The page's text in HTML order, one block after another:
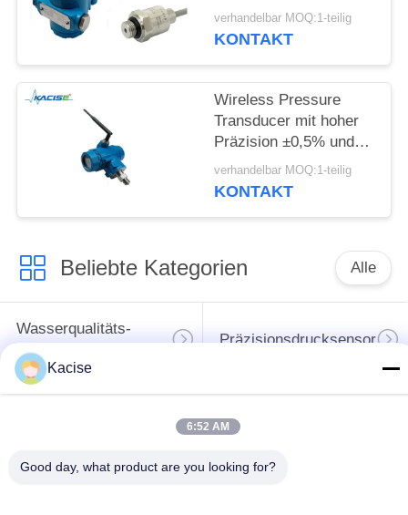
Zigbee-Kommunikation
und geringem
verhandelbar MOQ:1-teilig
KONTAKT
Wireless Pressure
Transducer mit hoher
Präzision ±0,5% und
Zigbee-Wireless-
Kommunikation
verhandelbar MOQ:1-teilig
KONTAKT
Beliebte Kategorien Alle
Wasserqualitäts-
Sensor
Präzisionsdrucksensor
ausgerichteter
Radars
Kacise
6:52 AM
Good day, what product are you looking for?